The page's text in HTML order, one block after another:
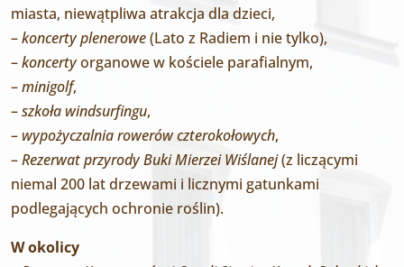
miasta, niewątpliwa atrakcja dla dzieci,
–koncerty plenerowe(Lato z Radiem i nie tylko),
–koncertyorganowe w kościele parafialnym,
–minigolf,
–szkoła windsurfingu,
– wypożyczalnia rowerów czterokołowych,
–Rezerwat przyrody Buki Mierzei Wiślanej(z liczącymi
niemal 200 lat drzewami i licznymi gatunkami
podlegających ochronie roślin).
W okolicy